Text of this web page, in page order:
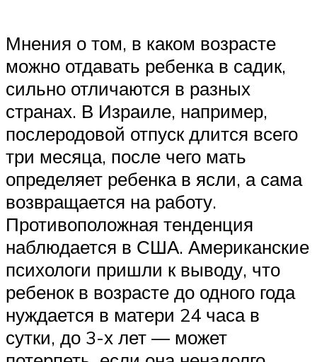
Мнения о том, в каком возрасте
можно отдавать ребенка в садик,
сильно отличаются в разных
странах. В Израиле, например,
послеродовой отпуск длится всего
три месяца, после чего мать
определяет ребенка в ясли, а сама
возвращается на работу.
Противоположная тенденция
наблюдается в США. Американские
психологи пришли к выводу, что
ребенок в возрасте до одного года
нуждается в матери 24 часа в
сутки, до 3-х лет — может